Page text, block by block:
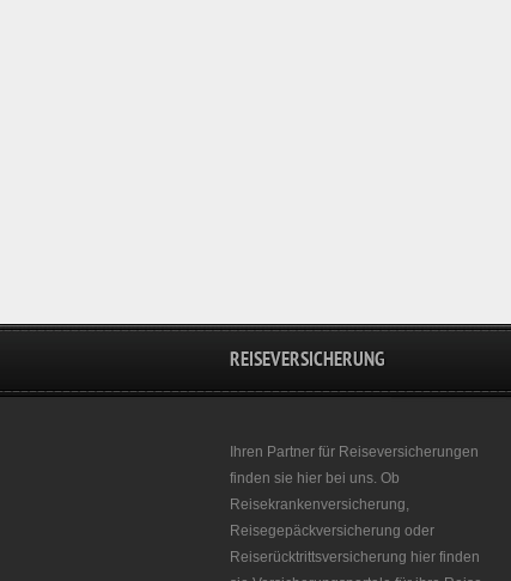
REISEVERSICHERUNG
Ihren Partner für Reiseversicherungen
finden sie hier bei uns. Ob
Reisekrankenversicherung,
Reisegepäckversicherung oder
Reiserücktrittsversicherung hier finden